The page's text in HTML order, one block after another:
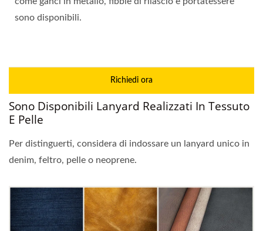
sono disponibili.
Richiedi ora
Sono Disponibili Lanyard Realizzati In Tessuto
E Pelle
Per distinguerti, considera di indossare un lanyard unico in
denim, feltro, pelle o neoprene.